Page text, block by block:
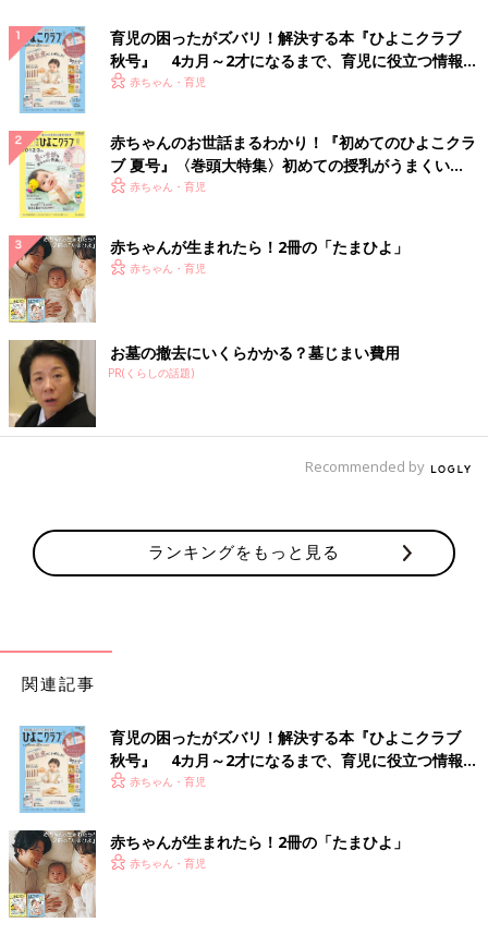
育児の困ったがズバリ！解決する本『ひよこクラブ
秋号』 4カ月～2才になるまで、育児に役立つ情報が
いっぱい！
赤ちゃん・育児
赤ちゃんのお世話まるわかり！『初めてのひよこクラ
ブ 夏号』〈巻頭大特集〉初めての授乳がうまくい
く！ おっぱい・ミルクの基本と夏のトラブル 解決テ
赤ちゃん・育児
赤ちゃんが生まれたら！2冊の「たまひよ」
赤ちゃん・育児
お墓の撤去にいくらかかる？墓じまい費用
PR(くらしの話題)
Recommended by
ランキングをもっと見る
関連記事
育児の困ったがズバリ！解決する本『ひよこクラブ
秋号』 4カ月～2才になるまで、育児に役立つ情報が
いっぱい！
赤ちゃん・育児
赤ちゃんが生まれたら！2冊の「たまひよ」
赤ちゃん・育児